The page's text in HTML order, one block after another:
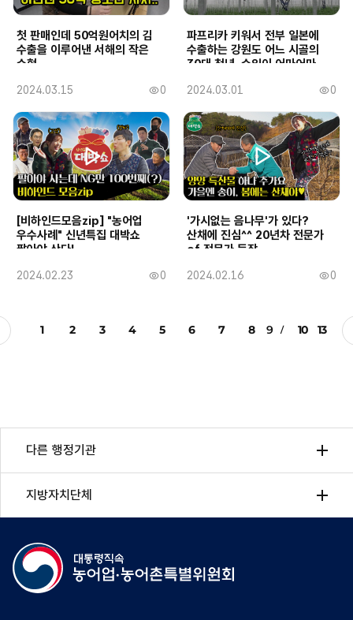
첫 판매인데 50억원어치의 김
수출을 이루어낸 서해의 작은
수협
작
일
2024.03.15
조
회
수
0
파프리카 키워서 전부 일본에
수출하는 강원도 어느 시골의
30대 청년..수익이 어마어마
작
일
2024.03.01
조
회
수
0
[비하인드모음zip] "농어업
우수사례" 신년특집 대박쇼
팔아야 산다!
작
2024.02.23
조
0
'가시없는 음나무'가 있다?
산채에 진심^^ 20년차 전문가
of 전문가 등장
작
2024.02.16
조
0
1 2 3 4 5 6 7 8 9 10 13
다른 행정기관
지방자치단체